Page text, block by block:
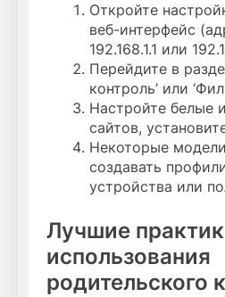
Откройте
веб-интерфейс
192.168.1.1 или
Перейдите в
контроль’ или
Настройте белые
сайтов,
Некоторые
создавать
устройства или
Лучшие
использования
родительского